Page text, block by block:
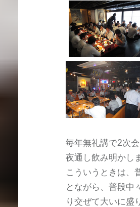
毎年無礼講で2次
夜通し飲み明かし
こういうときは、
とながら、普段中
り交ぜて大いに盛